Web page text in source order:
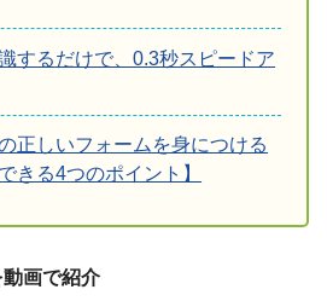
するだけで、0.3秒スピードア
正しいフォームを身につける
きる4つのポイント】
画で紹介